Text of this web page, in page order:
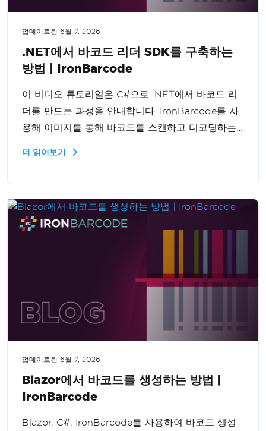
업데이트됨 6월 7, 2026
.NET에서 바코드 리더 SDK를 구축하는
방법 | IronBarcode
이 비디오 튜토리얼은 C#으로 .NET에서 바코드 리
더를 만드는 과정을 안내합니다. IronBarcode를 사
용해 이미지를 통해 바코드를 스캔하고 디코딩하는
더 읽어보기
업데이트됨 6월 7, 2026
Blazor에서 바코드를 생성하는 방법 |
IronBarcode
Blazor, C#, IronBarcode를 사용하여 바코드 생성